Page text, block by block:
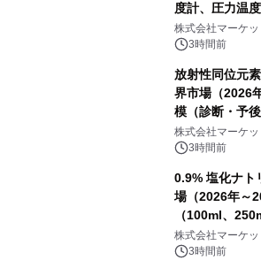
度計、圧力温
ポートを発表
株式会社マーケ
3時間前
放射性同位元
界市場（2026
模（診断・予
表
株式会社マーケ
3時間前
0.9% 塩化ナト
場（2026年～
（100ml、
他）・分析レ
株式会社マーケ
3時間前